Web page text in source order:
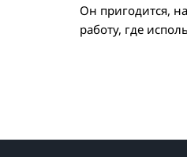
Он пригодится,
работу, где